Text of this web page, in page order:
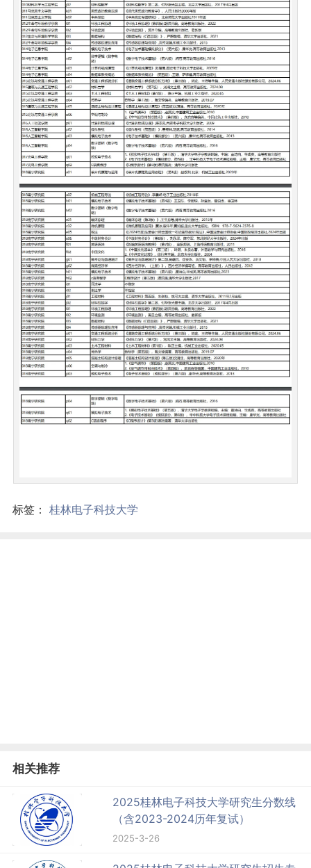
标签： 桂林电子科技大学
相关推荐
2025桂林电子科技大学研究生分数线
（含2023-2024历年复试）
2025-3-26